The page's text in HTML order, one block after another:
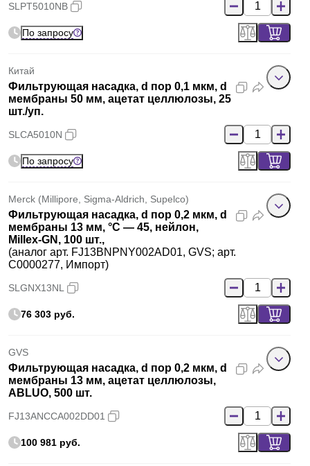
SLPT5010NB
По запросу
Китай
Фильтрующая насадка, d пор 0,1 мкм, d
мембраны 50 мм, ацетат целлюлозы, 25
шт./уп.
SLCA5010N
По запросу
Merck (Millipore, Sigma-Aldrich, Supelco)
Фильтрующая насадка, d пор 0,2 мкм, d
мембраны 13 мм, °C — 45, нейлон,
Millex-GN, 100 шт.,
(аналог арт. FJ13BNPNY002AD01, GVS; арт.
C0000277, Импорт)
SLGNX13NL
76 303 руб.
GVS
Фильтрующая насадка, d пор 0,2 мкм, d
мембраны 13 мм, ацетат целлюлозы,
ABLUO, 500 шт.
FJ13ANCCA002DD01
100 981 руб.